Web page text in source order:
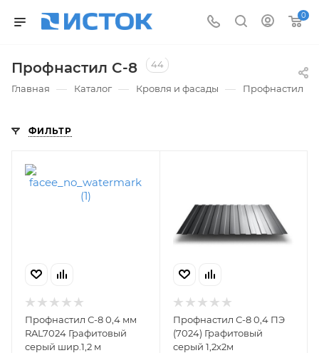
0
Профнастил C-8 44
Главная — Каталог — Кровля и фасады — Профнастил
ФИЛЬТР
Профнастил С-8 0,4 мм
RAL7024 Графитовый
серый шир.1,2 м
Профнастил С-8 0,4 ПЭ
(7024) Графитовый
серый 1,2х2м